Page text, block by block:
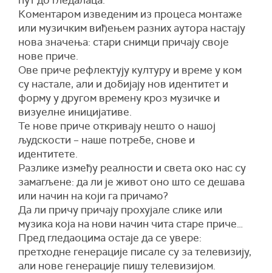
Коментаром изведеним из процеса монтаже
или музичким виђењем разних аутора настају
нова значења: стари снимци причају своје
нове приче.
Ове приче рефлектују културу и време у ком
су настале, али и добијају нов идентитет и
форму у другом времену кроз музичке и
визуелне иницијативе.
Те нове приче откривају нешто о нашој
људскости – наше потребе, снове и
идентитете.
Разлике између реалности и света око нас су
замагљене: да ли је живот оно што се дешава
или начин на који га причамо?
Да ли причу причају прохујале слике или
музика која на нови начин чита старе приче…
Пред гледаоцима остаје да се увере:
претходне генерације писале су за телевизију,
али нове генерације пишу телевизијом.